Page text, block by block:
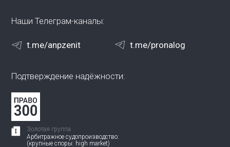
Наши Телеграм-каналы:
t.me/anpzenit t.me/pronalog
Подтверждение надёжности:
Золотая группа
Арбитражное судопроизводство:
(крупные споры: high market)